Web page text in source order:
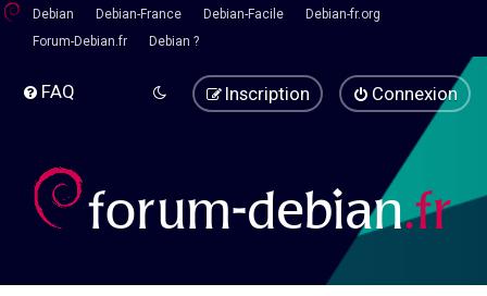
Debian Debian-France Debian-Facile
Debian-fr.org
Forum-Debian.fr
Debian ?
FAQ Connexion
Inscription